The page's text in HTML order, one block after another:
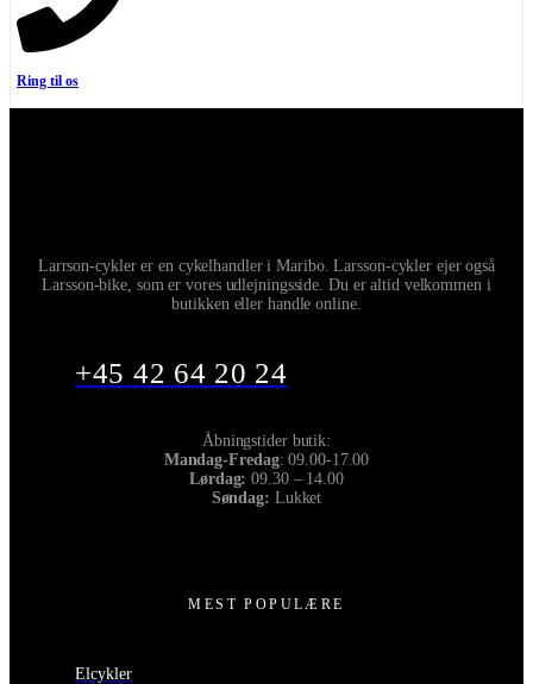
Ring til os
Larrson-cykler er en cykelhandler i Maribo. Larsson-cykler ejer også
Larsson-bike, som er vores udlejningsside. Du er altid velkommen i
butikken eller handle online.
+45 42 64 20 24
Åbningstider butik:
Mandag-Fredag: 09.00-17.00
Lørdag:09.30 – 14.00
Søndag: Lukket
MEST POPULÆRE
Elcykler